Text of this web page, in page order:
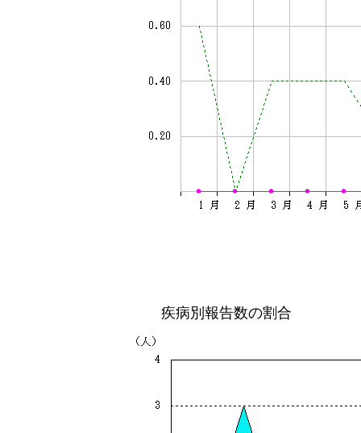
疾病別報告数の割合